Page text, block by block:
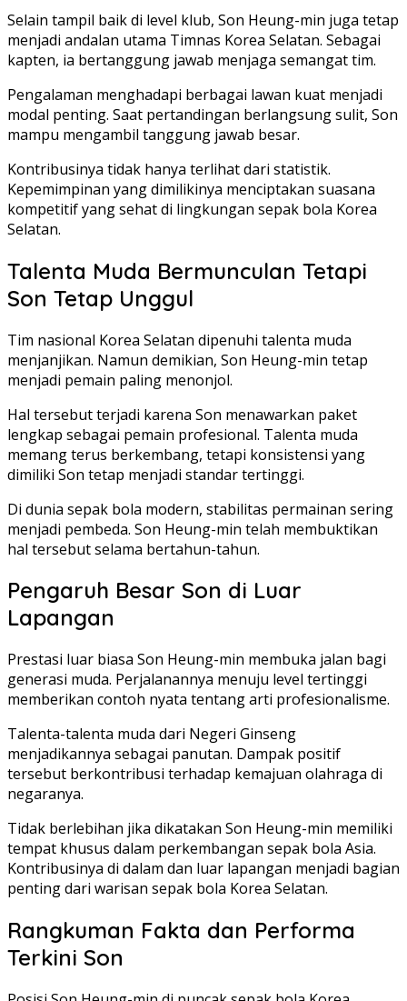
Selain tampil baik di level klub, Son Heung-min juga tetap
menjadi andalan utama Timnas Korea Selatan. Sebagai
kapten, ia bertanggung jawab menjaga semangat tim.
Pengalaman menghadapi berbagai lawan kuat menjadi
modal penting. Saat pertandingan berlangsung sulit, Son
mampu mengambil tanggung jawab besar.
Kontribusinya tidak hanya terlihat dari statistik.
Kepemimpinan yang dimilikinya menciptakan suasana
kompetitif yang sehat di lingkungan sepak bola Korea
Selatan.
Talenta Muda Bermunculan Tetapi
Son Tetap Unggul
Tim nasional Korea Selatan dipenuhi talenta muda
menjanjikan. Namun demikian, Son Heung-min tetap
menjadi pemain paling menonjol.
Hal tersebut terjadi karena Son menawarkan paket
lengkap sebagai pemain profesional. Talenta muda
memang terus berkembang, tetapi konsistensi yang
dimiliki Son tetap menjadi standar tertinggi.
Di dunia sepak bola modern, stabilitas permainan sering
menjadi pembeda. Son Heung-min telah membuktikan
hal tersebut selama bertahun-tahun.
Pengaruh Besar Son di Luar
Lapangan
Prestasi luar biasa Son Heung-min membuka jalan bagi
generasi muda. Perjalanannya menuju level tertinggi
memberikan contoh nyata tentang arti profesionalisme.
Talenta-talenta muda dari Negeri Ginseng
menjadikannya sebagai panutan. Dampak positif
tersebut berkontribusi terhadap kemajuan olahraga di
negaranya.
Tidak berlebihan jika dikatakan Son Heung-min memiliki
tempat khusus dalam perkembangan sepak bola Asia.
Kontribusinya di dalam dan luar lapangan menjadi bagian
penting dari warisan sepak bola Korea Selatan.
Rangkuman Fakta dan Performa
Terkini Son